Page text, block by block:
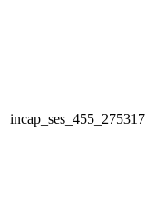
incap_ses_455_275317